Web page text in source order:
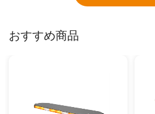
おすすめ商品